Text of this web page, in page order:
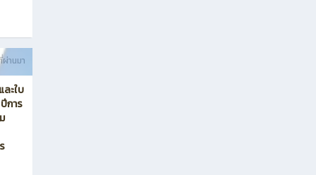
านมา
ะใบ
การ